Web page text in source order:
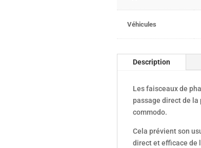
Véhicules
Description
Les faisceaux de
passage direct de
commodo.
Cela prévient son
direct et efficace de